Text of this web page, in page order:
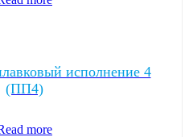
исполнение 4
(ПП4)
more